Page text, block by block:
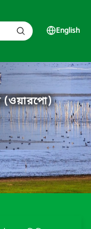
English
(ওয়ারপো)